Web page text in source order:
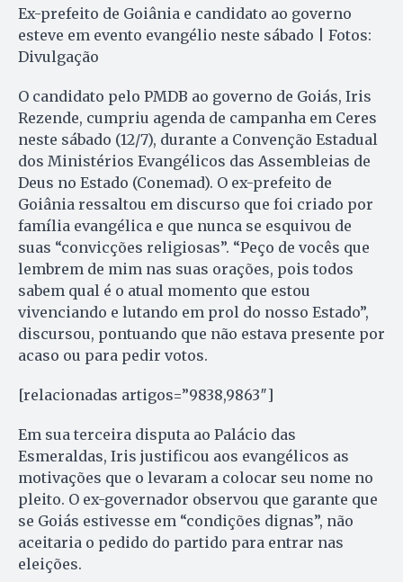
Ex-prefeito de Goiânia e candidato ao governo
esteve em evento evangélio neste sábado | Fotos:
Divulgação
O candidato pelo PMDB ao governo de Goiás, Iris
Rezende, cumpriu agenda de campanha em Ceres
neste sábado (12/7), durante a Convenção Estadual
dos Ministérios Evangélicos das Assembleias de
Deus no Estado (Conemad). O ex-prefeito de
Goiânia ressaltou em discurso que foi criado por
família evangélica e que nunca se esquivou de
suas “convicções religiosas”. “Peço de vocês que
lembrem de mim nas suas orações, pois todos
sabem qual é o atual momento que estou
vivenciando e lutando em prol do nosso Estado”,
discursou, pontuando que não estava presente por
acaso ou para pedir votos.
[relacionadas artigos=”9838,9863″]
Em sua terceira disputa ao Palácio das
Esmeraldas, Iris justificou aos evangélicos as
motivações que o levaram a colocar seu nome no
pleito. O ex-governador observou que garante que
se Goiás estivesse em “condições dignas”, não
aceitaria o pedido do partido para entrar nas
eleições.